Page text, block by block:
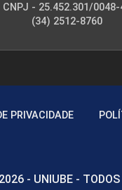
CNPJ - 25.452.301/0048-
(34) 2512-8760
PRIVACIDADE
- UNIUBE - TODOS